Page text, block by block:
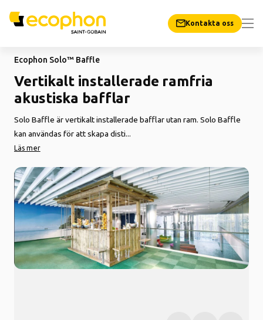
Kontakta oss
Ecophon Solo™ Baffle
Vertikalt installerade ramfria
akustiska bafflar
Solo Baffle är vertikalt installerade bafflar utan ram. Solo Baffle
kan användas för att skapa disti...
Läs mer